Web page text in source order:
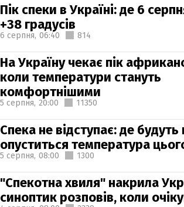
Пік спеки в Україні: де 6
+38 градусів
6 серпня, 06:40 814
На Україну чекає пік
коли температури стануть
комфортнішими
5 серпня, 20:00 11350
Спека не відступає: де будуть
опуститься температура
5 серпня, 08:00 1300
"Спекотна хвиля" накрила
синоптик розповів, коли